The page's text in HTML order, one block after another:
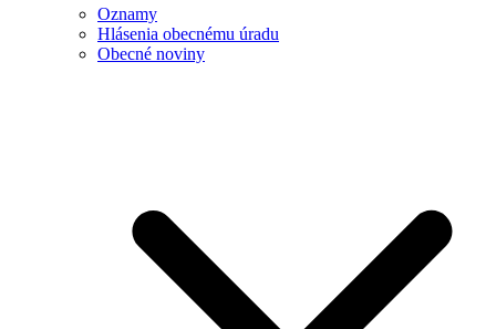
Oznamy
Hlásenia obecnému úradu
Obecné noviny